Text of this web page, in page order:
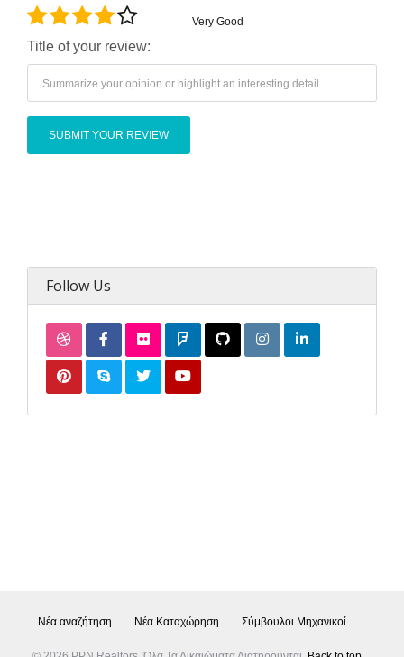
Very Good
Title of your review:
Follow Us
Νέα αναζήτηση Νέα Καταχώρηση Σύμβουλοι Μηχανικοί